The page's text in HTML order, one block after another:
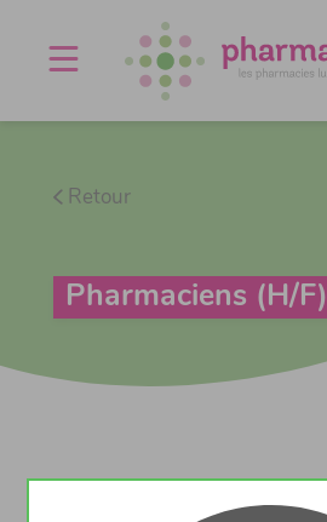
Agenda
À propos
Retour
Pharmaciens (H/F)
Détail de l'offre